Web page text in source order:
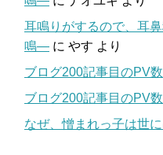
耳鳴りがするので、耳
鳴― に やす より
ブログ200記事目のPV
ブログ200記事目のPV
なぜ、憎まれっ子は世